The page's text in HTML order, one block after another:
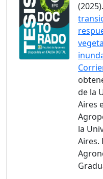
de la
Aires
la
Aires.